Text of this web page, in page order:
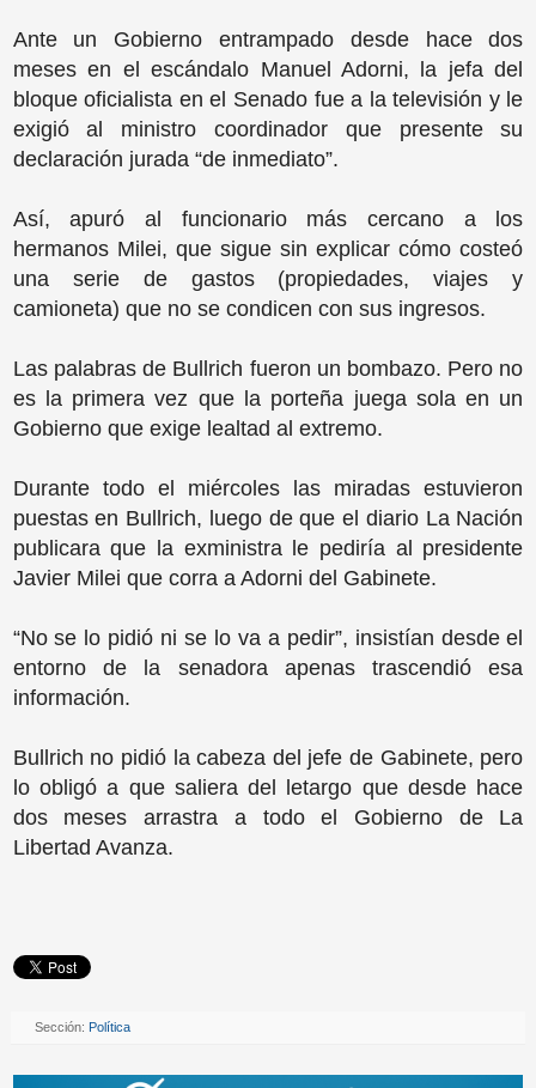
Ante un Gobierno entrampado desde hace dos
meses en el escándalo Manuel Adorni, la jefa del
bloque oficialista en el Senado fue a la televisión y le
exigió al ministro coordinador que presente su
declaración jurada “de inmediato”.
Así, apuró al funcionario más cercano a los
hermanos Milei, que sigue sin explicar cómo costeó
una serie de gastos (propiedades, viajes y
camioneta) que no se condicen con sus ingresos.
Las palabras de Bullrich fueron un bombazo. Pero no
es la primera vez que la porteña juega sola en un
Gobierno que exige lealtad al extremo.
Durante todo el miércoles las miradas estuvieron
puestas en Bullrich, luego de que el diario La Nación
publicara que la exministra le pediría al presidente
Javier Milei que corra a Adorni del Gabinete.
“No se lo pidió ni se lo va a pedir”, insistían desde el
entorno de la senadora apenas trascendió esa
información.
Bullrich no pidió la cabeza del jefe de Gabinete, pero
lo obligó a que saliera del letargo que desde hace
dos meses arrastra a todo el Gobierno de La
Libertad Avanza.
Sección: Política